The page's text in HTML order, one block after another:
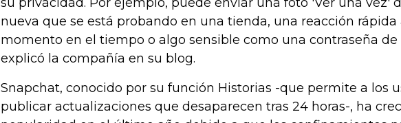
nueva que se está probando en una tienda, una reacción rápida
momento en el tiempo o algo sensible como una contraseña de
explicó la compañía en su blog.
Snapchat, conocido por su función Historias -que permite a los
publicar actualizaciones que desaparecen tras 24 horas-, ha